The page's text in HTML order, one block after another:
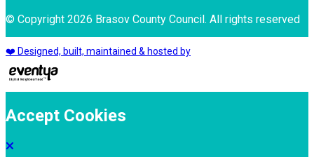
© Copyright 2026 Brasov County Council. All rights reserved
❤️ Designed, built, maintained & hosted by
Accept Cookies